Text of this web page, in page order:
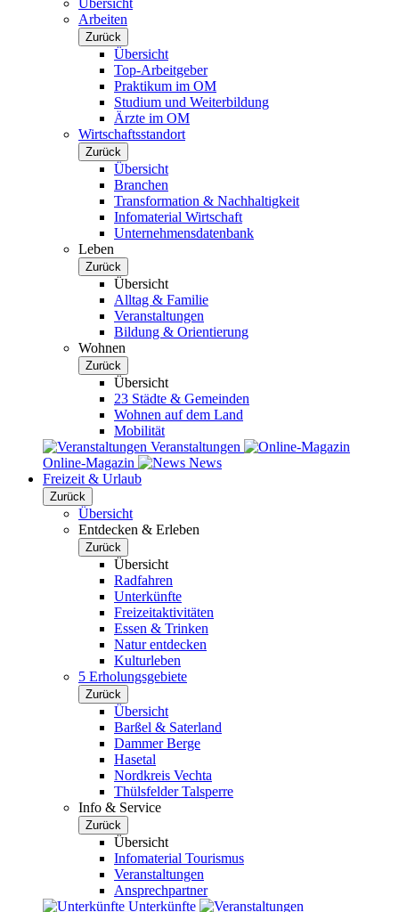
Übersicht
Arbeiten
Zurück
Übersicht
Top-Arbeitgeber
Praktikum im OM
Studium und Weiterbildung
Ärzte im OM
Wirtschaftsstandort
Zurück
Übersicht
Branchen
Transformation & Nachhaltigkeit
Infomaterial Wirtschaft
Unternehmensdatenbank
Leben
Zurück
Übersicht
Alltag & Familie
Veranstaltungen
Bildung & Orientierung
Wohnen
Zurück
Übersicht
23 Städte & Gemeinden
Wohnen auf dem Land
Mobilität
Veranstaltungen
Online-Magazin
News
Freizeit & Urlaub
Zurück
Übersicht
Entdecken & Erleben
Zurück
Übersicht
Radfahren
Unterkünfte
Freizeitaktivitäten
Essen & Trinken
Natur entdecken
Kulturleben
5 Erholungsgebiete
Zurück
Übersicht
Barßel & Saterland
Dammer Berge
Hasetal
Nordkreis Vechta
Thülsfelder Talsperre
Info & Service
Zurück
Übersicht
Infomaterial Tourismus
Veranstaltungen
Ansprechpartner
Unterkünfte